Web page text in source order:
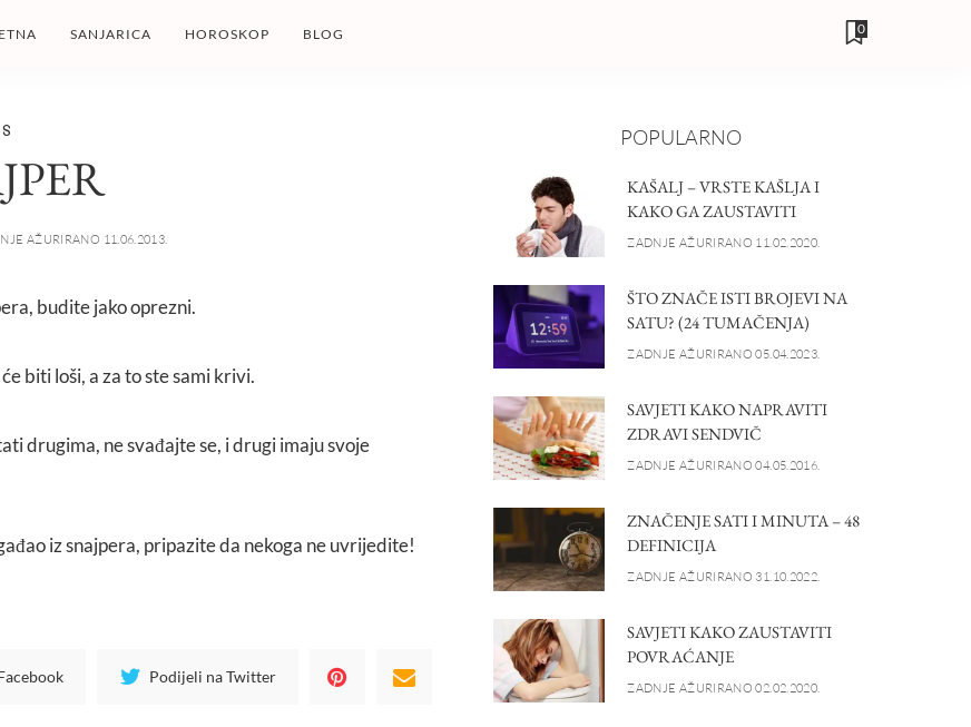
SANJARICA HOROSKOP BLOG 0
S
AŽURIRANO 11.06.2013.
budite jako oprezni.
biti loši, a za to ste sami krivi.
drugima, ne svađajte se, i drugi imaju svoje
iz snajpera, pripazite da nekoga ne uvrijedite!
Podijeli na Twitter
POPULARNO
KAŠALJ – VRSTE KAŠLJA I
KAKO GA ZAUSTAVITI
ZADNJE AŽURIRANO 11.02.2020.
ŠTO ZNAČE ISTI BROJEVI NA
SATU? (24 TUMAČENJA)
ZADNJE AŽURIRANO 05.04.2023.
SAVJETI KAKO NAPRAVITI
ZDRAVI SENDVIČ
ZADNJE AŽURIRANO 04.05.2016.
ZNAČENJE SATI I MINUTA – 48
DEFINICIJA
ZADNJE AŽURIRANO 31.10.2022.
SAVJETI KAKO ZAUSTAVITI
POVRAĆANJE
ZADNJE AŽURIRANO 02.02.2020.